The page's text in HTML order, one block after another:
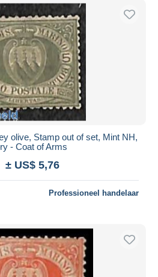
olive, Stamp out of set, Mint NH,
- Coat of Arms
± US$ 5,76
Professioneel handelaar